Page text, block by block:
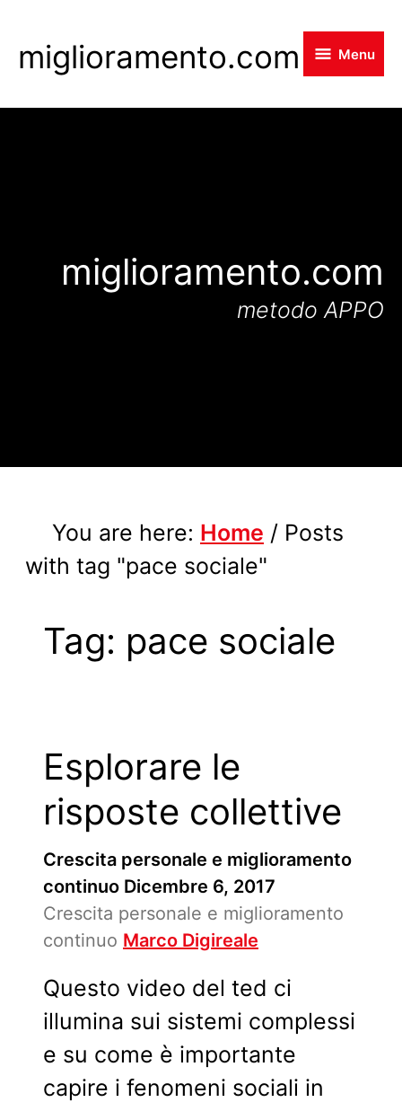
to
content
miglioramento.com Menu
miglioramento.com
metodo APPO
You are here: Home / Posts
with tag "pace sociale"
Tag: pace sociale
Esplorare le
risposte collettive
Crescita personale e miglioramento
continuo Dicembre 6, 2017
Crescita personale e miglioramento
continuo Marco Digireale
Questo video del ted ci
illumina sui sistemi complessi
e su come è importante
capire i fenomeni sociali in